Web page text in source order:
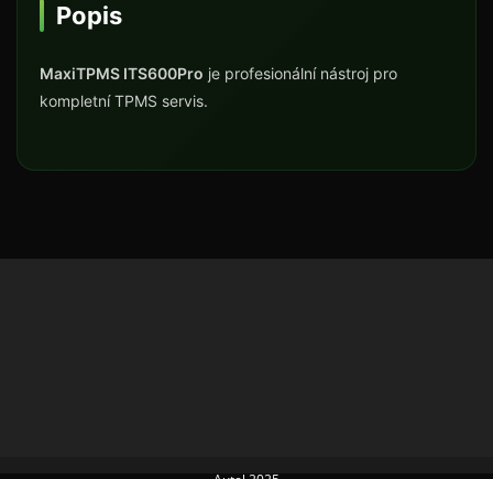
Popis
MaxiTPMS ITS600Pro je profesionální nástroj pro
kompletní TPMS servis.